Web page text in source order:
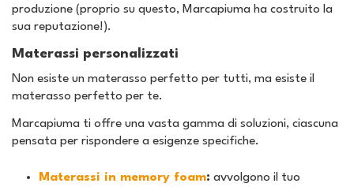
produzione (proprio su questo, Marcapiuma ha costruito la
sua reputazione!).
Materassi personalizzati
Non esiste un materasso perfetto per tutti, ma esiste il
materasso perfetto per te.
Marcapiuma ti offre una vasta gamma di soluzioni, ciascuna
pensata per rispondere a esigenze specifiche.
Materassi in memory foam: avvolgono il tuo